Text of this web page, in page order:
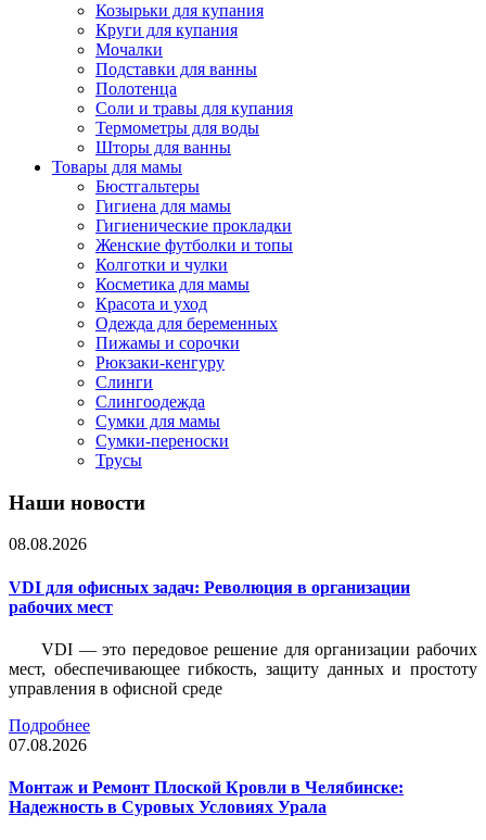
Козырьки для купания
Круги для купания
Мочалки
Подставки для ванны
Полотенца
Соли и травы для купания
Термометры для воды
Шторы для ванны
Товары для мамы
Бюстгальтеры
Гигиена для мамы
Гигиенические прокладки
Женские футболки и топы
Колготки и чулки
Косметика для мамы
Красота и уход
Одежда для беременных
Пижамы и сорочки
Рюкзаки-кенгуру
Слинги
Слингоодежда
Сумки для мамы
Сумки-переноски
Трусы
Наши новости
08.08.2026
VDI для офисных задач: Революция в организации
рабочих мест
VDI — это передовое решение для организации рабочих
мест, обеспечивающее гибкость, защиту данных и простоту
управления в офисной среде
Подробнее
07.08.2026
Монтаж и Ремонт Плоской Кровли в Челябинске:
Надежность в Суровых Условиях Урала